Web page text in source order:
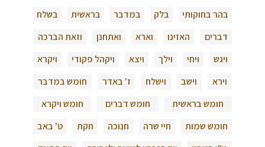
בהר בחוקותי
בלק במדבר בראשית
בשלח
דברים
האזינו וארא ואתחנן
וזאת הברכה
ויגש
ויחי וילך ויצא ויקהל פקודי
ויקרא
וירא
וישב וישלח ז' באדר
חומש במדבר
חומש בראשית
חומש דברים
חומש ויקרא
חומש שמות
חיי שרה חנוכה חקת
ט' באב